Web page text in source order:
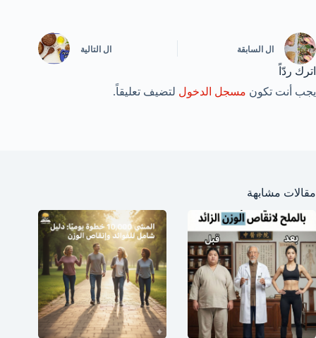
ال السابقة ال التالية
اترك ردّاً
يجب أنت تكون مسجل الدخول لتضيف تعليقاً.
مقالات مشابهة